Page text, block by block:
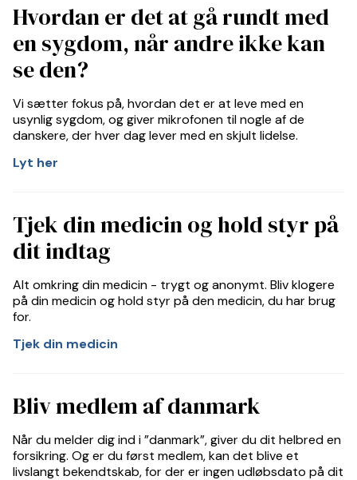
Hvordan er det at gå rundt med
en sygdom, når andre ikke kan
se den?
Vi sætter fokus på, hvordan det er at leve med en
usynlig sygdom, og giver mikrofonen til nogle af de
danskere, der hver dag lever med en skjult lidelse.
Lyt her
Tjek din medicin og hold styr på
dit indtag
Alt omkring din medicin - trygt og anonymt. Bliv klogere
på din medicin og hold styr på den medicin, du har brug
for.
Tjek din medicin
Bliv medlem af danmark
Når du melder dig ind i ”danmark”, giver du dit helbred en
forsikring. Og er du først medlem, kan det blive et
livslangt bekendtskab, for der er ingen udløbsdato på dit